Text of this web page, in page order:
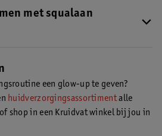
tussen squalaan en retinol
met squalaan
ceramiden, retinol en AHA’s
een glow-up te geven?
huidverzorgingsassortimentalle
shop in een Kruidvat winkel bij jou in